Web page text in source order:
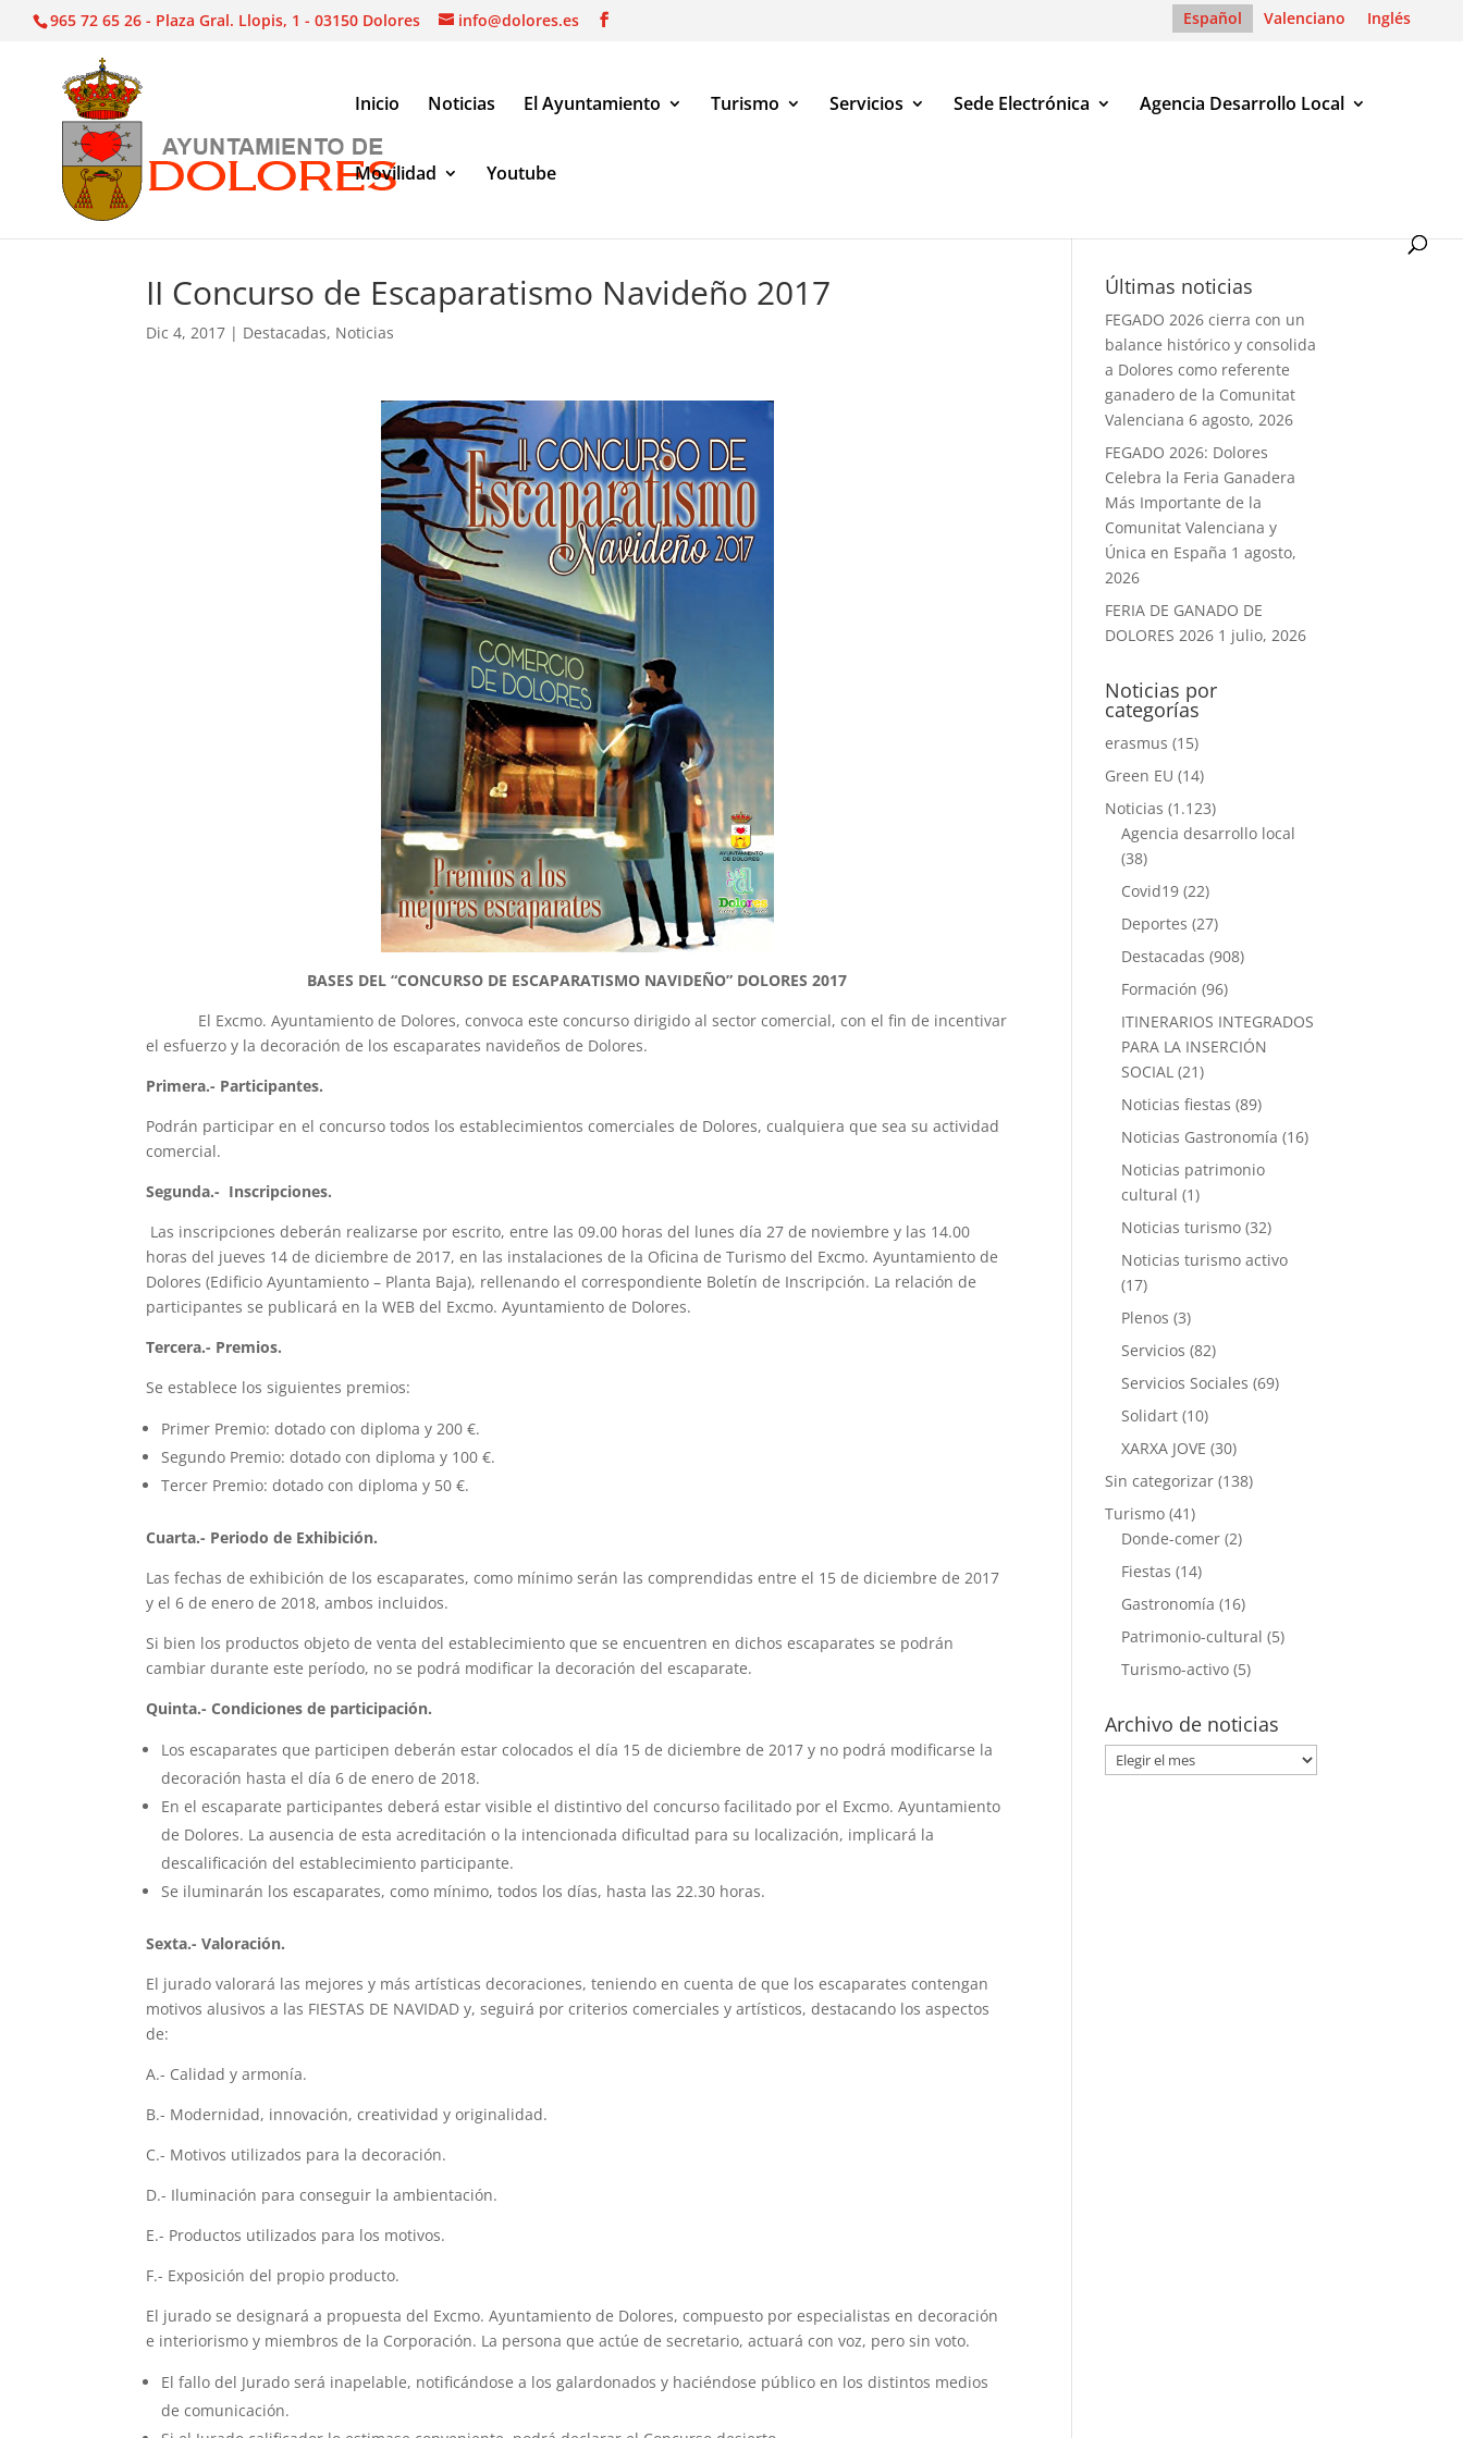
965 72 65 26 - Plaza Gral. Llopis, 1 - 03150 Dolores info@dolores.es Español Valenciano Inglés
Inicio Noticias El Ayuntamiento Turismo Servicios Sede Electrónica Agencia Desarrollo Local
Movilidad Youtube
II Concurso de Escaparatismo Navideño 2017
Dic 4, 2017 | Destacadas, Noticias
BASES DEL“CONCURSO DE ESCAPARATISMO NAVIDEÑO” DOLORES 2017
El Excmo. Ayuntamiento de Dolores, convoca este concurso dirigido al sector comercial, con el fin de incentivar
el esfuerzo y la decoración de los escaparates navideños de Dolores.
Primera.- Participantes.
Podrán participar en el concurso todos los establecimientos comerciales de Dolores, cualquiera que sea su actividad
comercial.
Segunda.- Inscripciones.
Las inscripciones deberán realizarse por escrito, entre las 09.00 horas del lunes día 27 de noviembre y las 14.00
horas del jueves 14 de diciembre de 2017, en las instalaciones de la Oficina de Turismo del Excmo. Ayuntamiento de
Dolores (Edificio Ayuntamiento – Planta Baja), rellenando el correspondiente Boletín de Inscripción. La relación de
participantes se publicará en la WEB del Excmo. Ayuntamiento de Dolores.
Tercera.- Premios.
Se establece los siguientes premios:
Primer Premio: dotado con diploma y 200 €.
Segundo Premio: dotado con diploma y 100 €.
Tercer Premio: dotado con diploma y 50 €.
Cuarta.- Periodo de Exhibición.
Las fechas de exhibición de los escaparates, como mínimo serán las comprendidas entre el 15 de diciembre de 2017
y el 6 de enero de 2018, ambos incluidos.
Si bien los productos objeto de venta del establecimiento que se encuentren en dichos escaparates se podrán
cambiar durante este período, no se podrá modificar la decoración del escaparate.
Quinta.- Condiciones de participación.
Los escaparates que participen deberán estar colocados el día 15 de diciembre de 2017 y no podrá modificarse la
decoración hasta el día 6 de enero de 2018.
En el escaparate participantes deberá estar visible el distintivo del concurso facilitado por el Excmo. Ayuntamiento
de Dolores. La ausencia de esta acreditación o la intencionada dificultad para su localización, implicará la
descalificación del establecimiento participante.
Se iluminarán los escaparates, como mínimo, todos los días, hasta las 22.30 horas.
Sexta.- Valoración.
El jurado valorará las mejores y más artísticas decoraciones, teniendo en cuenta de que los escaparates contengan
motivos alusivos a las FIESTAS DE NAVIDAD y, seguirá por criterios comerciales y artísticos, destacando los aspectos
de:
A.- Calidad y armonía.
B.- Modernidad, innovación, creatividad y originalidad.
C.- Motivos utilizados para la decoración.
D.- Iluminación para conseguir la ambientación.
E.- Productos utilizados para los motivos.
F.- Exposición del propio producto.
El jurado se designará a propuesta del Excmo. Ayuntamiento de Dolores, compuesto por especialistas en decoración
e interiorismo y miembros de la Corporación. La persona que actúe de secretario, actuará con voz, pero sin voto.
El fallo del Jurado será inapelable, notificándose a los galardonados y haciéndose público en los distintos medios
de comunicación.
Últimas noticias
FEGADO 2026 cierra con un
balance histórico y consolida
a Dolores como referente
ganadero de la Comunitat
Valenciana 6 agosto, 2026
FEGADO 2026: Dolores
Celebra la Feria Ganadera
Más Importante de la
Comunitat Valenciana y
Única en España 1 agosto,
2026
FERIA DE GANADO DE
DOLORES 2026 1 julio, 2026
Noticias por
categorías
erasmus (15)
Green EU (14)
Noticias (1.123)
Agencia desarrollo local
(38)
Covid19 (22)
Deportes (27)
Destacadas (908)
Formación (96)
ITINERARIOS INTEGRADOS
PARA LA INSERCIÓN
SOCIAL (21)
Noticias fiestas (89)
Noticias Gastronomía (16)
Noticias patrimonio
cultural (1)
Noticias turismo (32)
Noticias turismo activo
(17)
Plenos (3)
Servicios (82)
Servicios Sociales (69)
Solidart (10)
XARXA JOVE (30)
Sin categorizar (138)
Turismo (41)
Donde-comer (2)
Fiestas (14)
Gastronomía (16)
Patrimonio-cultural (5)
Turismo-activo (5)
Archivo de noticias
Archivo
de